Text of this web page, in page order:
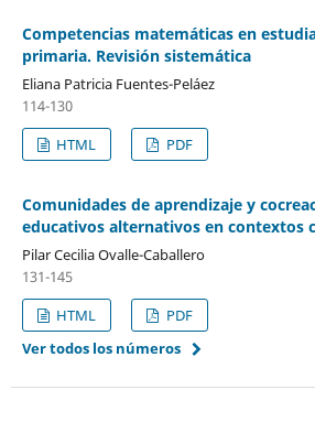
Competencias matemáticas en
primaria. Revisión sistemática
Eliana Patricia Fuentes-Peláez
114-130
HTML
PDF
Comunidades de aprendizaje y
educativos alternativos en contextos
Pilar Cecilia Ovalle-Caballero
131-145
HTML
PDF
Ver todos los números